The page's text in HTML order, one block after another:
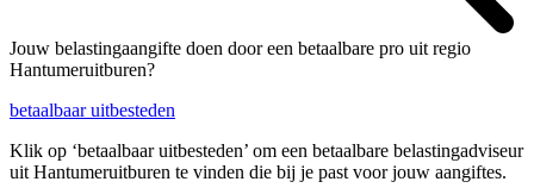
Jouw belastingaangifte doen door een betaalbare pro uit regio
Hantumeruitburen?
betaalbaar uitbesteden
Klik op ‘betaalbaar uitbesteden’ om een betaalbare belastingadviseur
uit Hantumeruitburen te vinden die bij je past voor jouw aangiftes.